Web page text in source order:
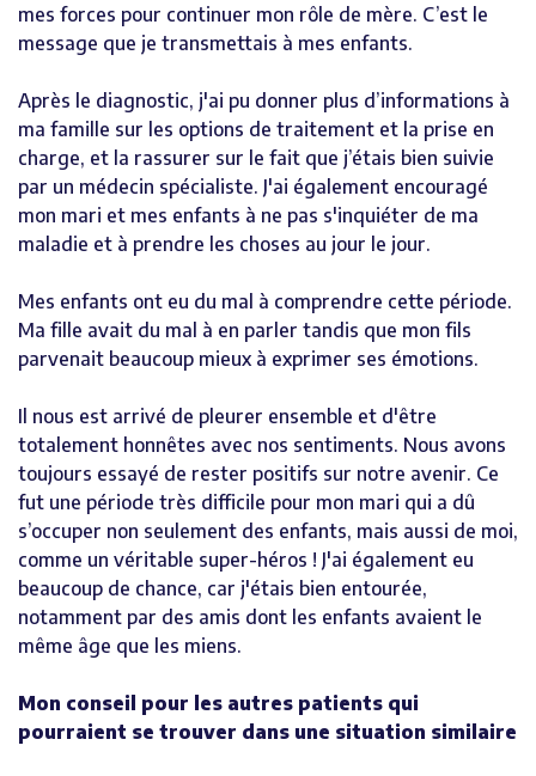
mes forces pour continuer mon rôle de mère. C’est le
message que je transmettais à mes enfants.
Après le diagnostic, j'ai pu donner plus d’informations à
ma famille sur les options de traitement et la prise en
charge, et la rassurer sur le fait que j’étais bien suivie
par un médecin spécialiste. J'ai également encouragé
mon mari et mes enfants à ne pas s'inquiéter de ma
maladie et à prendre les choses au jour le jour.
Mes enfants ont eu du mal à comprendre cette période.
Ma fille avait du mal à en parler tandis que mon fils
parvenait beaucoup mieux à exprimer ses émotions.
Il nous est arrivé de pleurer ensemble et d'être
totalement honnêtes avec nos sentiments. Nous avons
toujours essayé de rester positifs sur notre avenir. Ce
fut une période très difficile pour mon mari qui a dû
s’occuper non seulement des enfants, mais aussi de moi,
comme un véritable super-héros ! J'ai également eu
beaucoup de chance, car j'étais bien entourée,
notamment par des amis dont les enfants avaient le
même âge que les miens.
Mon conseil pour les autres patients qui
pourraient se trouver dans une situation similaire